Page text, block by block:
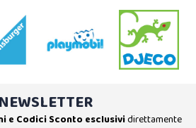
e Codici Sconto esclusividirettamente